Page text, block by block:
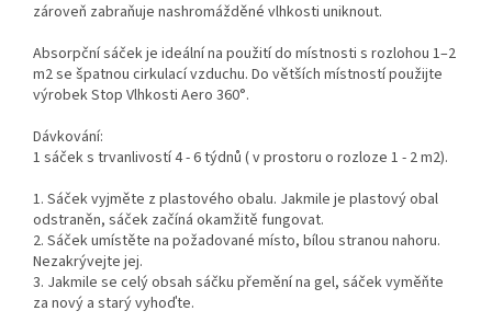
zároveň zabraňuje nashromážděné vlhkosti uniknout.
Absorpční sáček je ideální na použití do místnosti s rozlohou 1–2
m2 se špatnou cirkulací vzduchu. Do větších místností použijte
výrobek Stop Vlhkosti Aero 360°.
Dávkování:
1 sáček s trvanlivostí 4 - 6 týdnů ( v prostoru o rozloze 1 - 2 m2).
1. Sáček vyjměte z plastového obalu. Jakmile je plastový obal
odstraněn, sáček začíná okamžitě fungovat.
2. Sáček umístěte na požadované místo, bílou stranou nahoru.
Nezakrývejte jej.
3. Jakmile se celý obsah sáčku přemění na gel, sáček vyměňte
za nový a starý vyhoďte.